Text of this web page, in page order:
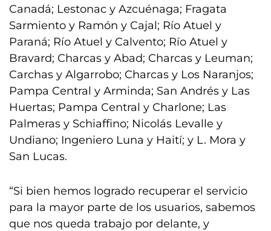
Canadá; Lestonac y Azcuénaga; Fragata
Sarmiento y Ramón y Cajal; Río Atuel y
Paraná; Río Atuel y Calvento; Río Atuel y
Bravard; Charcas y Abad; Charcas y Leuman;
Carchas y Algarrobo; Charcas y Los Naranjos;
Pampa Central y Arminda; San Andrés y Las
Huertas; Pampa Central y Charlone; Las
Palmeras y Schiaffino; Nicolás Levalle y
Undiano; Ingeniero Luna y Haití; y L. Mora y
San Lucas.
“Si bien hemos logrado recuperar el servicio
para la mayor parte de los usuarios, sabemos
que nos queda trabajo por delante, y